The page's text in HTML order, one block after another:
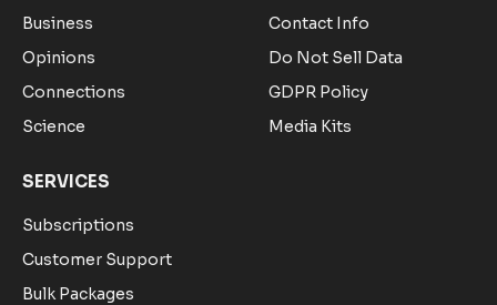
Business
Opinions
Connections
Science
Contact Info
Do Not Sell Data
GDPR Policy
Media Kits
SERVICES
Subscriptions
Customer Support
Bulk Packages